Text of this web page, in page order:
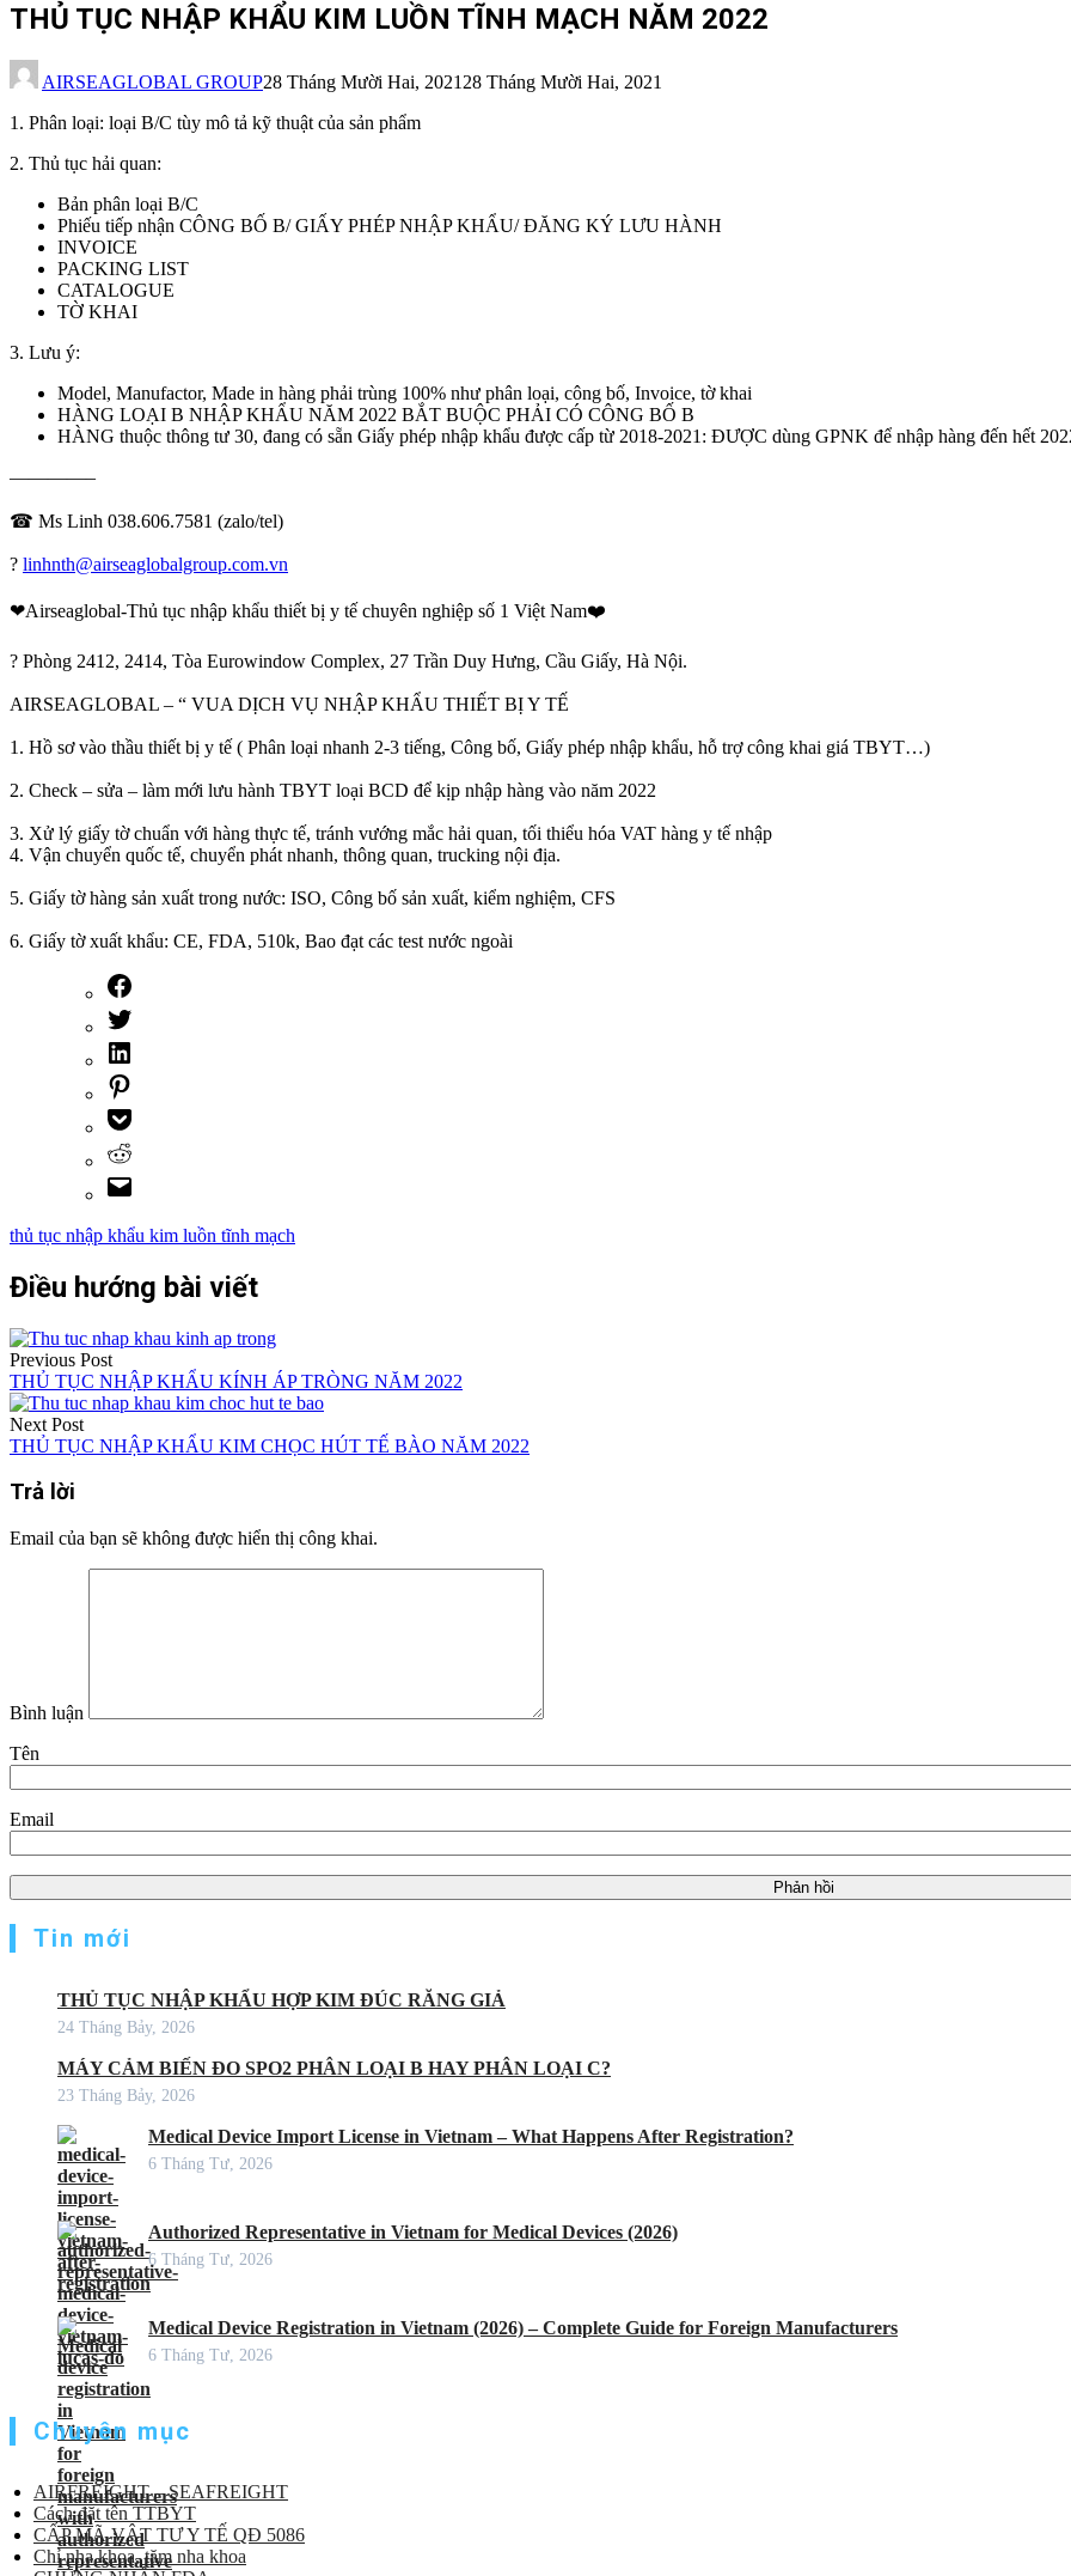
THỦ TỤC NHẬP KHẨU KIM LUỒN TĨNH MẠCH NĂM 2022
AIRSEAGLOBAL GROUP28 Tháng Mười Hai, 2021 28 Tháng Mười Hai, 2021
1. Phân loại: loại B/C tùy mô tả kỹ thuật của sản phẩm
2. Thủ tục hải quan:
Bản phân loại B/C
Phiếu tiếp nhận CÔNG BỐ B/ GIẤY PHÉP NHẬP KHẨU/ ĐĂNG KÝ LƯU HÀNH
INVOICE
PACKING LIST
CATALOGUE
TỜ KHAI
3. Lưu ý:
Model, Manufactor, Made in hàng phải trùng 100% như phân loại, công bố, Invoice, tờ khai
HÀNG LOẠI B NHẬP KHẨU NĂM 2022 BẮT BUỘC PHẢI CÓ CÔNG BỐ B
HÀNG thuộc thông tư 30, đang có sẵn Giấy phép nhập khẩu được cấp từ 2018-2021: ĐƯỢC dùng GPNK để nhập hàng đến hết
————–
☎ Ms Linh 038.606.7581 (zalo/tel)
? linhnth@airseaglobalgroup.com.vn
❤Airseaglobal-Thủ tục nhập khẩu thiết bị y tế chuyên nghiệp số 1 Việt Nam❤️
? Phòng 2412, 2414, Tòa Eurowindow Complex, 27 Trần Duy Hưng, Cầu Giấy, Hà Nội.
AIRSEAGLOBAL – “ VUA DỊCH VỤ NHẬP KHẨU THIẾT BỊ Y TẾ
1. Hồ sơ vào thầu thiết bị y tế ( Phân loại nhanh 2-3 tiếng, Công bố, Giấy phép nhập khẩu, hỗ trợ công khai giá TBYT…)
2. Check – sửa – làm mới lưu hành TBYT loại BCD để kịp nhập hàng vào năm 2022
3. Xử lý giấy tờ chuẩn với hàng thực tế, tránh vướng mắc hải quan, tối thiểu hóa VAT hàng y tế nhập
4. Vận chuyển quốc tế, chuyển phát nhanh, thông quan, trucking nội địa.
5. Giấy tờ hàng sản xuất trong nước: ISO, Công bố sản xuất, kiểm nghiệm, CFS
6. Giấy tờ xuất khẩu: CE, FDA, 510k, Bao đạt các test nước ngoài
thủ tục nhập khẩu kim luồn tĩnh mạch
Điều hướng bài viết
Previous Post
THỦ TỤC NHẬP KHẨU KÍNH ÁP TRÒNG NĂM 2022
Next Post
THỦ TỤC NHẬP KHẨU KIM CHỌC HÚT TẾ BÀO NĂM 2022
Trả lời
Email của bạn sẽ không được hiển thị công khai.
Bình luận
Tên
Email
Tin mới
THỦ TỤC NHẬP KHẨU HỢP KIM ĐÚC RĂNG GIẢ
24 Tháng Bảy, 2026
MÁY CẢM BIẾN ĐO SPO2 PHÂN LOẠI B HAY PHÂN LOẠI C?
23 Tháng Bảy, 2026
Medical Device Import License in Vietnam – What Happens After Registration?
6 Tháng Tư, 2026
Authorized Representative in Vietnam for Medical Devices (2026)
6 Tháng Tư, 2026
Medical Device Registration in Vietnam (2026) – Complete Guide for Foreign Manufacturers
6 Tháng Tư, 2026
Chuyên mục
AIRFREIGHT – SEAFREIGHT
Cách đặt tên TTBYT
CẤP MÃ VẬT TƯ Y TẾ QĐ 5086
Chỉ nha khoa, tăm nha khoa